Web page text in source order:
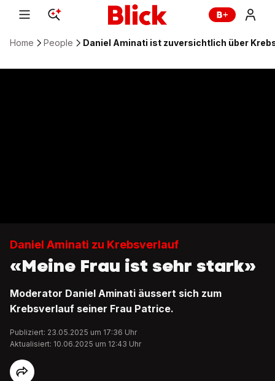
Home People Daniel Aminati ist zuversichtlich über
Daniel Aminati zu Krebsverlauf
«Meine Frau ist sehr stark»
Moderator Daniel Aminati äussert sich zum
Krebsverlauf seiner Frau Patrice.
Publiziert: 23.05.2025 um 17:36 Uhr
Aktualisiert: 10.06.2025 um 12:43 Uhr